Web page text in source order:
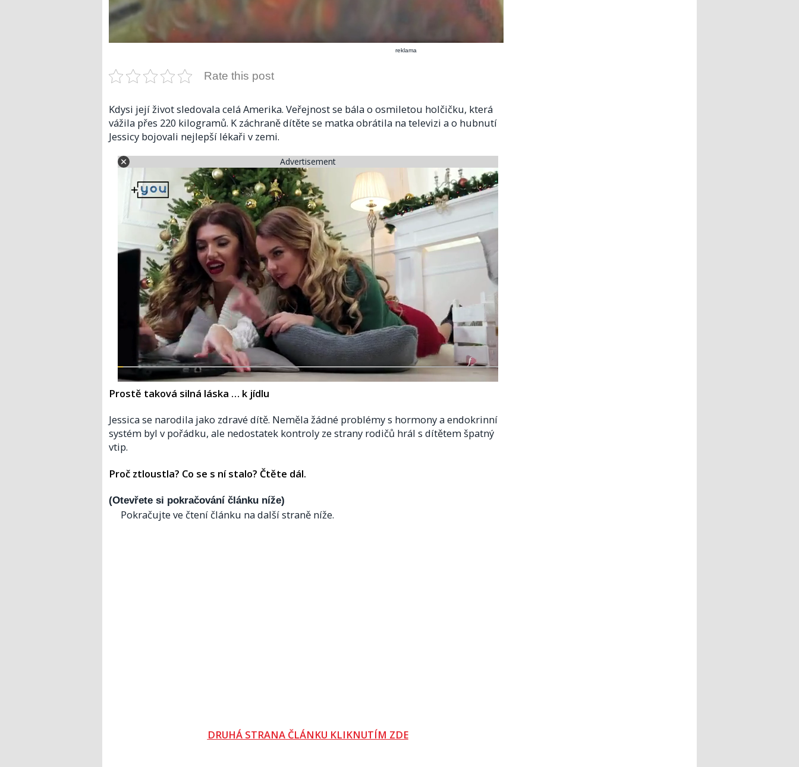
reklama
Rate this post
Kdysi její život sledovala celá Amerika. Veřejnost se bála o osmiletou holčičku, která
vážila přes 220 kilogramů. K záchraně dítěte se matka obrátila na televizi a o hubnutí
Jessicy bojovali nejlepší lékaři v zemi.
Advertisement
Prostě taková silná láska … k jídlu
Jessica se narodila jako zdravé dítě. Neměla žádné problémy s hormony a endokrinní
systém byl v pořádku, ale nedostatek kontroly ze strany rodičů hrál s dítětem špatný
vtip.
Proč ztloustla? Co se s ní stalo? Čtěte dál.
(Otevřete si pokračování článku níže)
Pokračujte ve čtení článku na další straně níže.
DRUHÁ STRANA ČLÁNKU KLIKNUTÍM ZDE